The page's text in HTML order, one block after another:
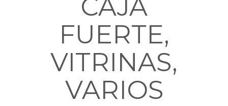
CAJA
FUERTE,
VITRINAS,
VARIOS